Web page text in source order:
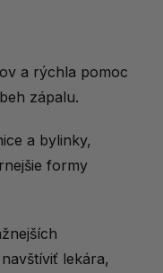
a rýchla pomoc
zápalu.
a bylinky,
formy
lekára,